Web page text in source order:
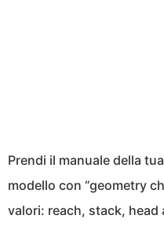
Prendi il manuale della
modello con “geometry
valori: reach, stack, head